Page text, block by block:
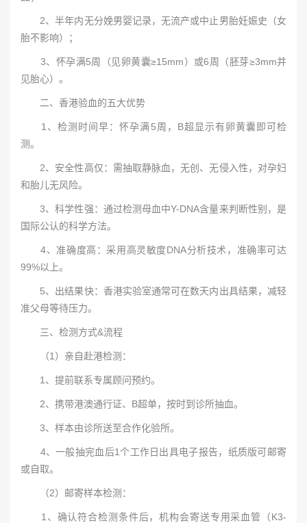
2、半年内无分娩男婴记录，无流产或中止男胎妊娠史（女
胎不影响）；
3、怀孕满5周（见卵黄囊≥15mm）或6周（胚芽≥3mm并
见胎心）。
二、香港验血的五大优势
1、检测时间早：怀孕满5周，B超显示有卵黄囊即可检
测。
2、安全性高仅：需抽取静脉血，无创、无侵入性，对孕妇
和胎儿无风险。
3、科学性强：通过检测母血中Y-DNA含量来判断性别，是
国际公认的科学方法。
4、准确度高：采用高灵敏度DNA分析技术，准确率可达
99%以上。
5、出结果快：香港实验室通常可在数天内出具结果，减轻
准父母等待压力。
三、检测方式&流程
（1）亲自赴港检测：
1、提前联系专属顾问预约。
2、携带港澳通行证、B超单，按时到诊所抽血。
3、样本由诊所送至合作化验所。
4、一般抽完血后1个工作日出具电子报告，纸质版可邮寄
或自取。
（2）邮寄样本检测：
1、确认符合检测条件后，机构会寄送专用采血管（K3-